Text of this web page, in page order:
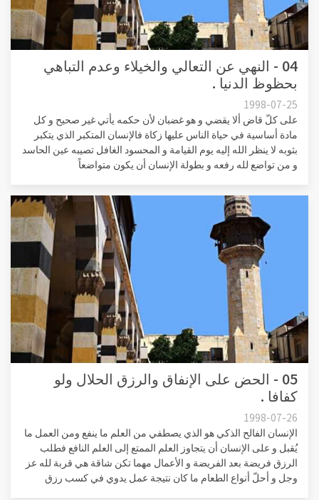
04 - النهي عن التعالي والخيلاء وعدم التباهي
بحظوظ الدنيا .
1998-07-25
على كلّ قاض ألا يقضي و هو غضبان لأن حكمه يأتي غير صحيح و كل
مادة أساسية في حياة الناس عليها زكاة فالإنسان المتكبر الذي يتكبر
بثوبه لا ينظر الله إليه يوم القيامة و المحسود الغافل تصيبه عين الحاسد
و من تواضع لله رفعه و بطولة الإنسان أن يكون متواضعاً
05 - الحض على الإنفاق والرزق الحلال ولو
كفافا .
1998-07-26
الإنسان الفالح الذكي هو الذي يصطفي من العلم ما ينفع ومن العمل ما
يُقبل و على الإنسان أن يتجاوز العلم الممتع إلى العلم النافع فطلب
الرزق فريضة بعد الفريضة و الأعمال مهما تكن شاقة هي قربة لله عز
وجل و أحلّ أنواع الطعام ما كان نتيجة عمل يدوي في كسب رزق